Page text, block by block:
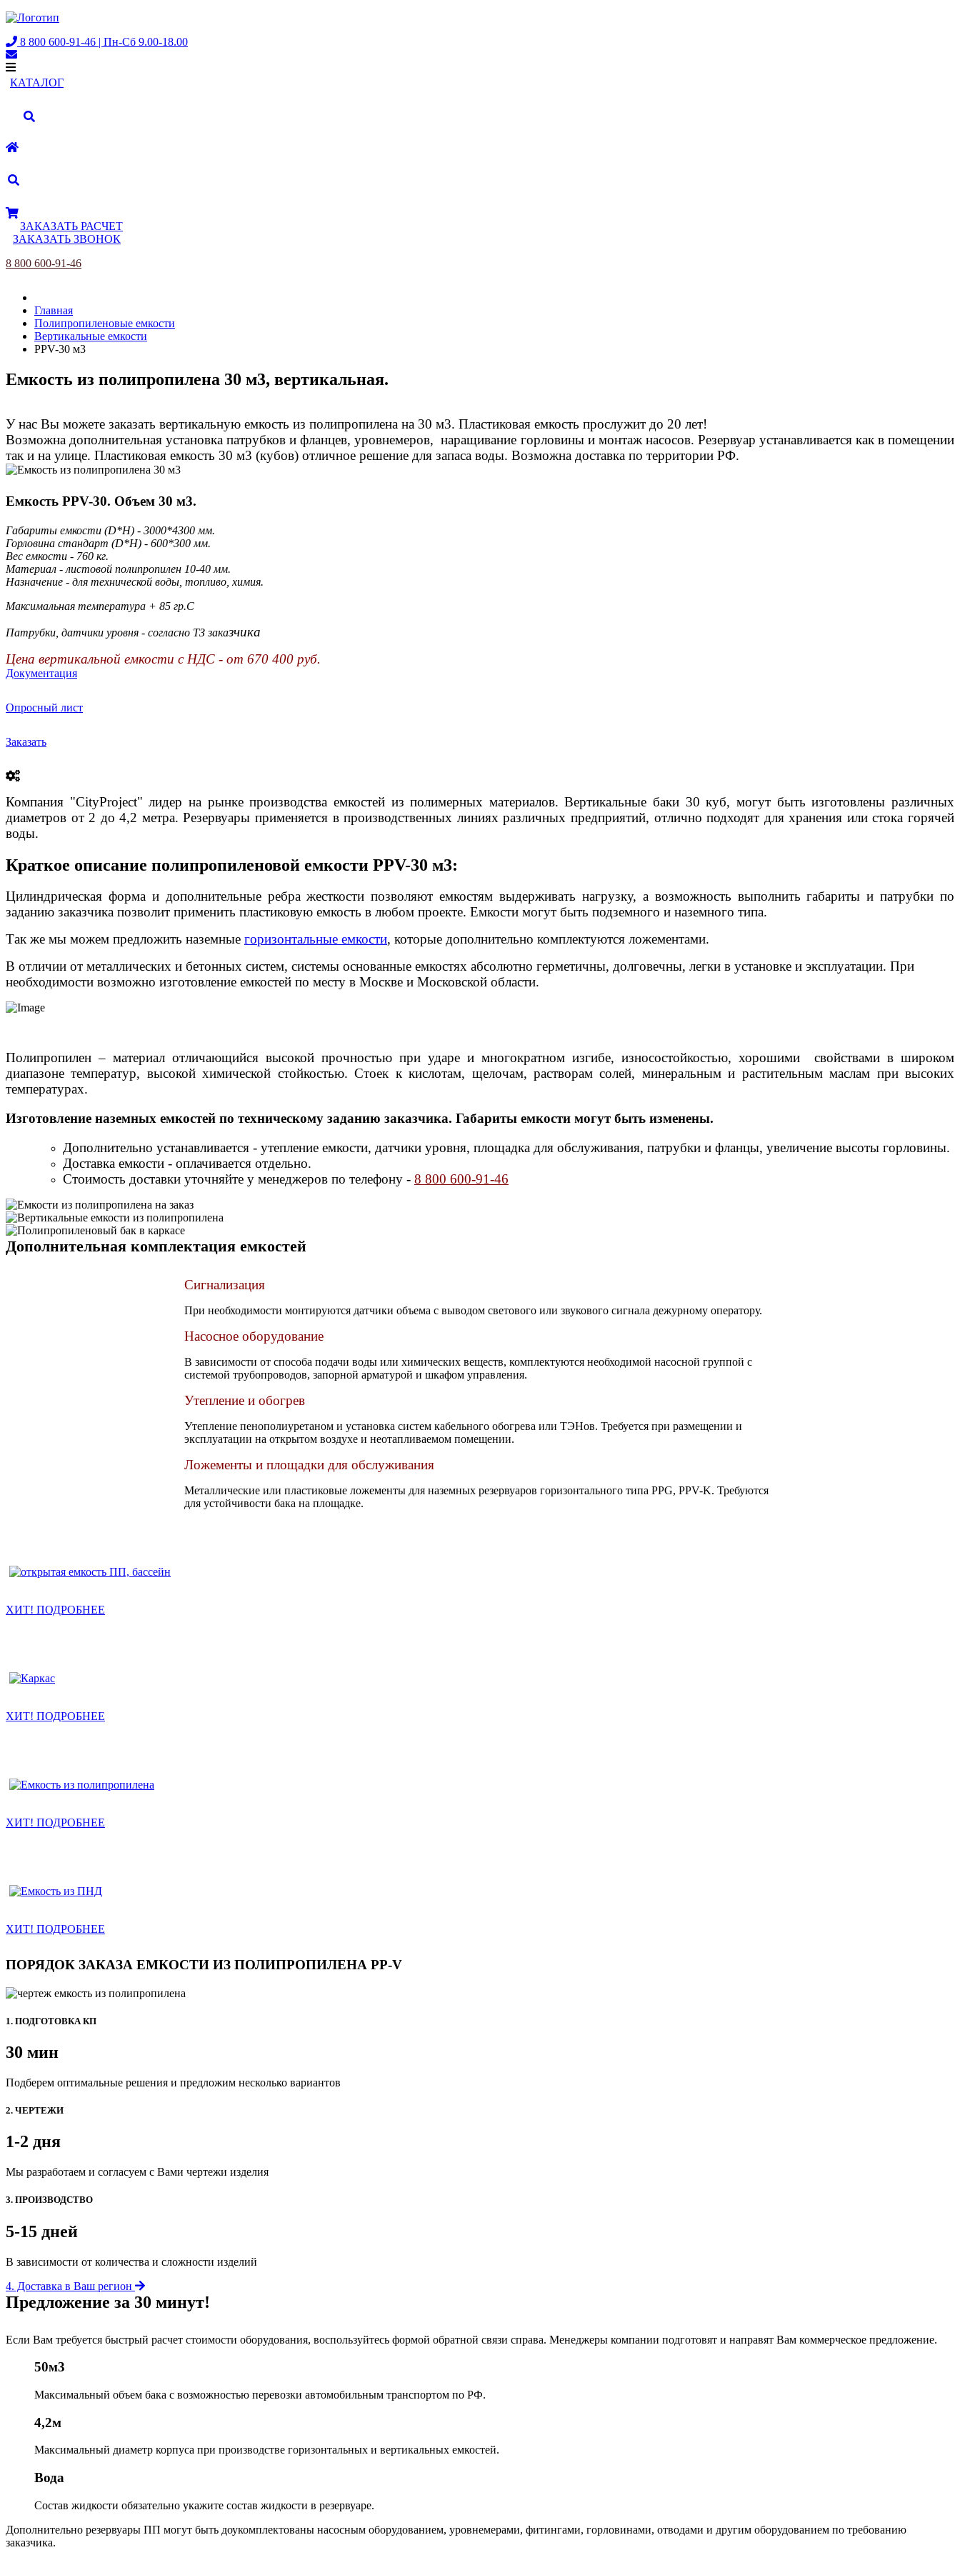
8 800 600-91-46 | Пн-Сб 9.00-18.00
КАТАЛОГ
ЗАКАЗАТЬ РАСЧЕТ
ЗАКАЗАТЬ ЗВОНОК
8 800 600-91-46
Главная
Полипропиленовые емкости
Вертикальные емкости
PPV-30 м3
Емкость из полипропилена 30 м3, вертикальная.
У нас Вы можете заказать вертикальную емкость из полипропилена на 30 м3. Пластиковая емкость прослужит до 20 лет!
Возможна дополнительная установка патрубков и фланцев, уровнемеров, наращивание горловины и монтаж насосов. Резервуар устанавливается как в помещении
так и на улице. Пластиковая емкость 30 м3 (кубов) отличное решение для запаса воды. Возможна доставка по территории РФ.
Емкость PPV-30. Объем 30 м3.
Габариты емкости (D*H) - 3000*4300 мм.
Горловина стандарт (D*H) - 600*300 мм.
Вес емкости - 760 кг.
Материал - листовой полипропилен 10-40 мм.
Назначение - для технической воды, топливо, химия.
Максимальная температура + 85 гр.С
Патрубки, датчики уровня - согласно ТЗ заказчика
Цена вертикальной емкости с НДС - от 670 400 руб.
Документация
Опросный лист
Заказать
Компания "CityProject"лидер на рынке производства емкостей из полимерных материалов. Вертикальные баки 30 куб, могут быть изготовлены различных
диаметров от 2 до 4,2 метра. Резервуары применяется в производственных линиях различных предприятий, отлично подходят для хранения или стока горячей
воды.
Краткое описание полипропиленовой емкости PPV-30 м3:
Цилиндрическая форма и дополнительные ребра жесткости позволяют емкостям выдерживать нагрузку, а возможность выполнить габариты и патрубки по
заданию заказчика позволит применить пластиковую емкость в любом проекте. Емкости могут быть подземного и наземного типа.
Так же мы можем предложить наземные горизонтальные емкости, которые дополнительно комплектуются ложементами.
В отличии от металлических и бетонных систем, системы основанные емкостях абсолютно герметичны, долговечны, легки в установке и эксплуатации. При
необходимости возможно изготовление емкостей по месту в Москве и Московской области.
Полипропилен – материал отличающийся высокой прочностью при ударе и многократном изгибе, износостойкостью, хорошими свойствами в широком
диапазоне температур, высокой химической стойкостью. Стоек к кислотам, щелочам, растворам солей, минеральным и растительным маслам при высоких
температурах.
Изготовление наземных емкостей по техническому заданию заказчика. Габариты емкости могут быть изменены.
Дополнительно устанавливается - утепление емкости, датчики уровня, площадка для обслуживания, патрубки и фланцы, увеличение высоты горловины.
Доставка емкости - оплачивается отдельно.
Стоимость доставки уточняйте у менеджеров по телефону - 8 800 600-91-46
Дополнительная комплектация емкостей
Сигнализация
При необходимости монтируются датчики объема с выводом светового или звукового сигнала дежурному оператору.
Насосное оборудование
В зависимости от способа подачи воды или химических веществ, комплектуются необходимой насосной группой с
системой трубопроводов, запорной арматурой и шкафом управления.
Утепление и обогрев
Утепление пенополиуретаном и установка систем кабельного обогрева или ТЭНов. Требуется при размещении и
эксплуатации на открытом воздухе и неотапливаемом помещении.
Ложементы и площадки для обслуживания
Металлические или пластиковые ложементы для наземных резервуаров горизонтального типа PPG, PPV-K. Требуются
для устойчивости бака на площадке.
ХИТ! ПОДРОБНЕЕ
ХИТ! ПОДРОБНЕЕ
ХИТ! ПОДРОБНЕЕ
ХИТ! ПОДРОБНЕЕ
ПОРЯДОК ЗАКАЗА ЕМКОСТИ ИЗ ПОЛИПРОПИЛЕНА PP-V
1. ПОДГОТОВКА КП
30 мин
Подберем оптимальные решения и предложим несколько вариантов
2. ЧЕРТЕЖИ
1-2 дня
Мы разработаем и согласуем с Вами чертежи изделия
3. ПРОИЗВОДСТВО
5-15 дней
В зависимости от количества и сложности изделий
4. Доставка в Ваш регион
Предложение за 30 минут!
Если Вам требуется быстрый расчет стоимости оборудования, воспользуйтесь формой обратной связи справа. Менеджеры компании подготовят и направят Вам коммерческое предложение.
50м3
Максимальный объем бака с возможностью перевозки автомобильным транспортом по РФ.
4,2м
Максимальный диаметр корпуса при производстве горизонтальных и вертикальных емкостей.
Вода
Состав жидкости обязательно укажите состав жидкости в резервуаре.
Дополнительно резервуары ПП могут быть доукомплектованы насосным оборудованием, уровнемерами, фитингами, горловинами, отводами и другим оборудованием по требованию
заказчика.